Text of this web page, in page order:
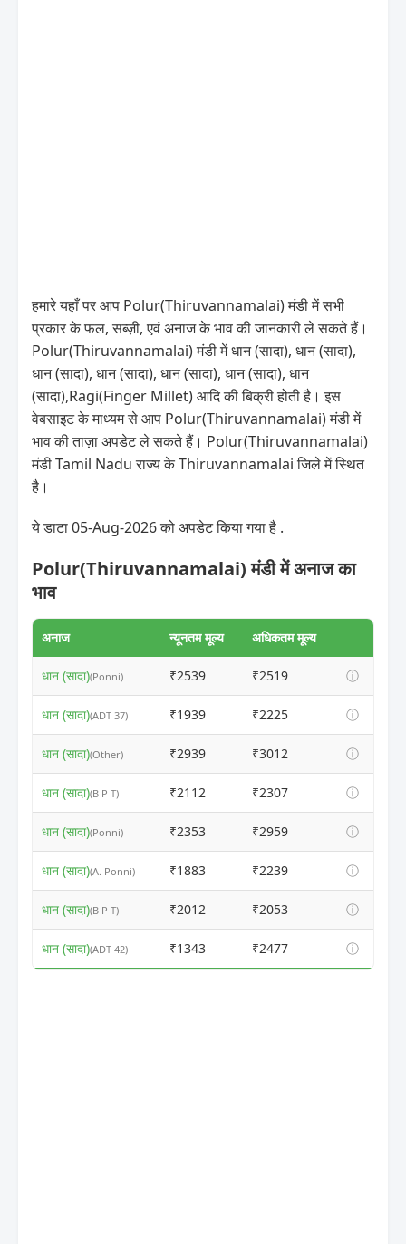
हमारे यहाँ पर आप Polur(Thiruvannamalai) मंडी में सभी
प्रकार के फल, सब्ज़ी, एवं अनाज के भाव की जानकारी ले सकते हैं।
Polur(Thiruvannamalai) मंडी में धान (सादा), धान (सादा),
धान (सादा), धान (सादा), धान (सादा), धान (सादा), धान
(सादा),Ragi(Finger Millet) आदि की बिक्री होती है। इस
वेबसाइट के माध्यम से आप Polur(Thiruvannamalai) मंडी में
भाव की ताज़ा अपडेट ले सकते हैं। Polur(Thiruvannamalai)
मंडी Tamil Nadu राज्य के Thiruvannamalai जिले में स्थित
है।
ये डाटा 05-Aug-2026 को अपडेट किया गया है .
Polur(Thiruvannamalai) मंडी में अनाज का
भाव
अनाज न्यूनतम मूल्य अधिकतम मूल्य
धान (सादा)(Ponni) ₹2539 ₹2519 ⓘ
धान (सादा)(ADT 37) ₹1939 ₹2225 ⓘ
धान (सादा)(Other) ₹2939 ₹3012 ⓘ
धान (सादा)(B P T) ₹2112 ₹2307 ⓘ
धान (सादा)(Ponni) ₹2353 ₹2959 ⓘ
धान (सादा)(A. Ponni) ₹1883 ₹2239 ⓘ
धान (सादा)(B P T) ₹2012 ₹2053 ⓘ
धान (सादा)(ADT 42) ₹1343 ₹2477 ⓘ